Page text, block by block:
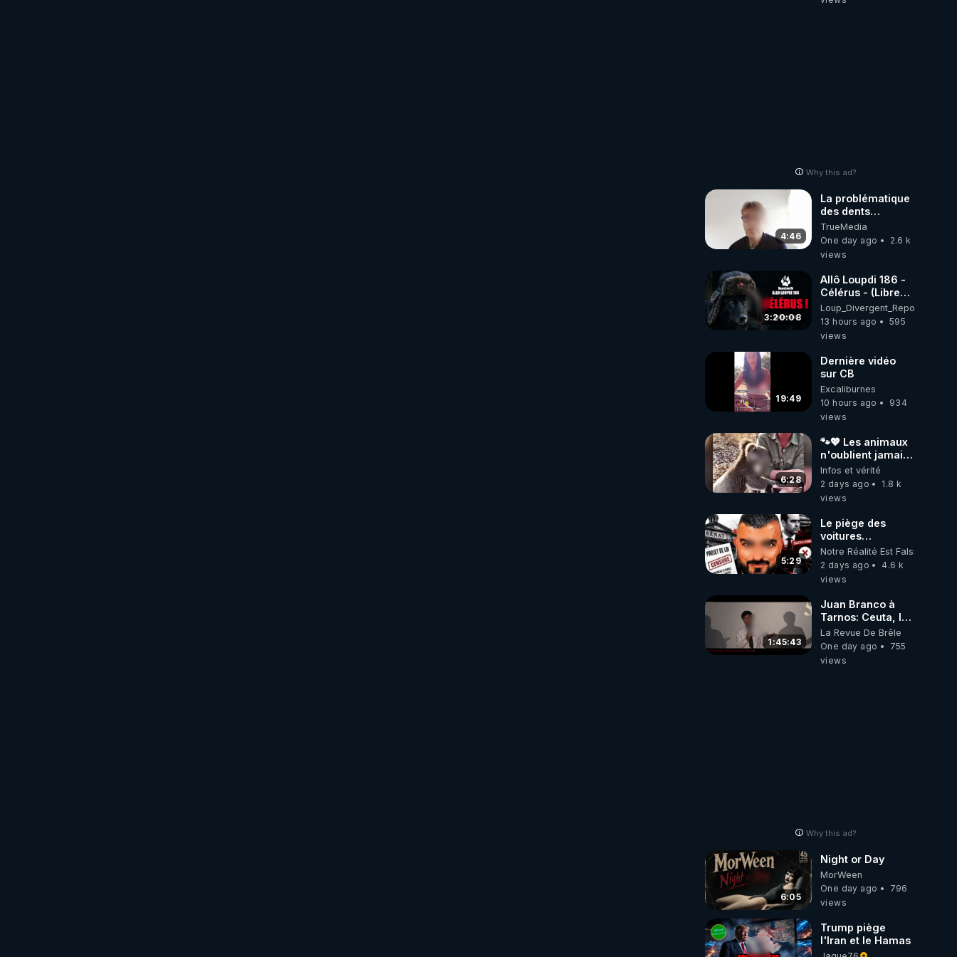
Why this ad?
4:46
La problématique
des dents
dévitalisées et
des implants
TrueMedia
One day ago
2.6 k
views
3:20:08
Allô Loupdi 186 -
Célérus - (Libre
Antenne) - Loup
Divergent
2026.08.06
Loup_Divergent_Reposts
13 hours ago
595
views
19:49
Dernière vidéo
sur CB
Excaliburnes
10 hours ago
934
views
6:28
🐾💖 Les animaux
n'oublient jamais
ceux qu'ils
aiment… 🥹❤️
Infos et vérité
2 days ago
1.8 k
views
5:29
Le piège des
voitures
électriques se
referme sur les
usagers !
Notre Réalité Est Falsifiée Et
2 days ago
4.6 k
views
1:45:43
Juan Branco à
Tarnos: Ceuta, le
narcotrafic et le
pouvoir en France
La Revue De Brêle
One day ago
755
views
Why this ad?
6:05
Night or Day
MorWeen
One day ago
796
views
Trump piège
l'Iran et le Hamas